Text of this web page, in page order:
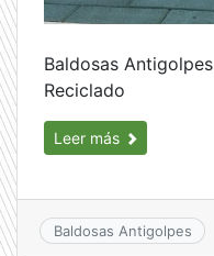
Baldosas
Reciclado
Leer más
Baldosas Antigolpes